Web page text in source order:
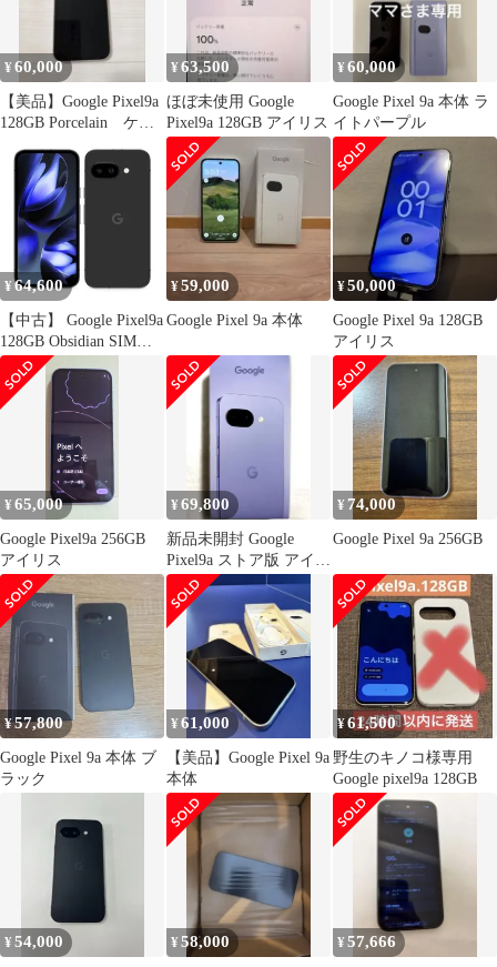
¥60,000
【美品】Google Pixel9a
128GB Porcelain ケー
¥63,500
ほぼ未使用 Google
Pixel9a 128GB アイリス
¥60,000
Google Pixel 9a 本体 ラ
イトパープル
¥ 64,600
【中古】 Google Pixel9a
128GB Obsidian SIMフ
リー 本体 ドコモ Aラン
ク スマホ【送料無料】
gp9a1dbk8mtm
¥59,000
Google Pixel 9a 本体
¥50,000
Google Pixel 9a 128GB
アイリス
¥65,000
Google Pixel9a 256GB
アイリス
¥69,800
新品未開封 Google
Pixel9a ストア版 アイリ
ス 128GB
¥ 74,000
Google Pixel 9a 256GB
¥57,800
Google Pixel 9a 本体 ブ
ラック
¥61,000
【美品】Google Pixel 9a
本体
¥61,500
野生のキノコ様専用
Google pixel9a 128GB
¥54,000 ¥58,000 ¥57,666